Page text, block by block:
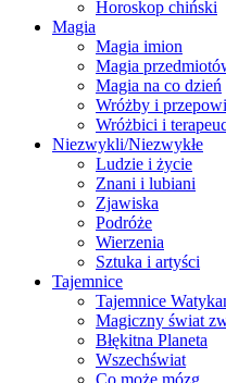
Horoskop chiński
Magia
Magia imion
Magia
Magia na co dzień
Wróżby i
Wróżbici i
Niezwykli/Niezwykłe
Ludzie i życie
Znani i lubiani
Zjawiska
Podróże
Wierzenia
Sztuka i artyści
Tajemnice
Tajemnice
Magiczny świat
Błękitna Planeta
Wszechświat
Co może mózg